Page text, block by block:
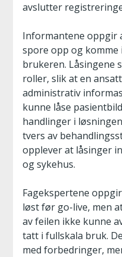
avslutter
Informantene oppgir
spore opp og komme
brukeren. Låsingene
roller, slik at en
administrativ
kunne låse
handlinger i
tvers av
opplever at låsinger
og sykehus.
Fagekspertene
løst før go-live, men
av feilen ikke kunne
tatt i fullskala bruk.
med forbedringer,